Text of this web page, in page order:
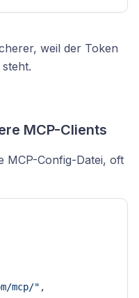
weil der Token
MCP-Clients
MCP-Config-Datei, oft
mcp/" ,